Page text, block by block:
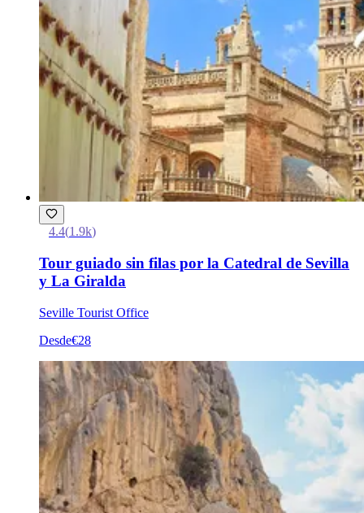
4.4(1.9k)
Tour guiado sin filas por la Catedral de Sevilla
y La Giralda
Seville Tourist Office
Desde€28